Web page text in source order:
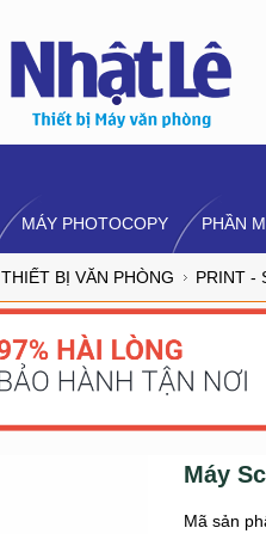
MÁY PHOTOCOPY PHẦN
THIẾT BỊ VĂN PHÒNG PRINT -
Máy
Mã sản